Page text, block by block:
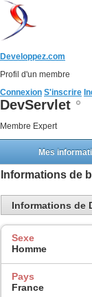
Developpez.com
Profil d'un membre
Connexion S'inscrire
DevServlet
Membre Expert
Mes
Informations de
Informations de
Sexe
Homme
Pays
France